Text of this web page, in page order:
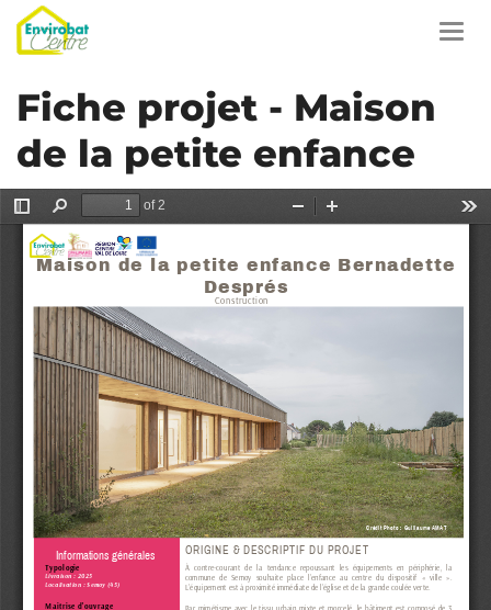
Aller
au
contenu
Fiche projet - Maison
de la petite enfance